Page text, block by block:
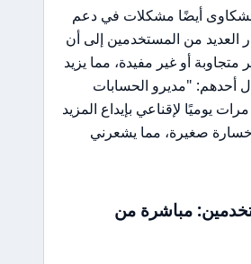
أيضًا مشكلات في دعم
العديد من المستخدمين إلى أن
متجاوبة أو غير مفيدة، مما يزيد
أحدهم: "مديرو الحسابات
يوميًا لإقناعي بإيداع المزيد
خسارة صغيرة، مما يشعرني
مباشرة من